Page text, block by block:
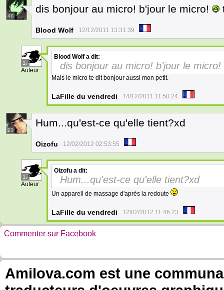
46
dis bonjour au micro! b'jour le micro!
Blood Wolf 12/12/2011 13:31:39
17
Auteur
Blood Wolf a dit:
dis bonjour au micro! b'jour le
Mais le micro te dit bonjour aussi mon petit.
LaFille du vendredi 14/12/2011 11:50:24
29
Hum...qu'est-ce qu'elle tient?xd
Oizofu 12/02/2012 02:53:55
17
Auteur
Oizofu a dit:
Hum...qu'est-ce qu'elle tient?xd
Un appareil de massage d'après la redoute
LaFille du vendredi 12/02/2012 11:46:23
Commenter sur Facebook
Amilova.com est une